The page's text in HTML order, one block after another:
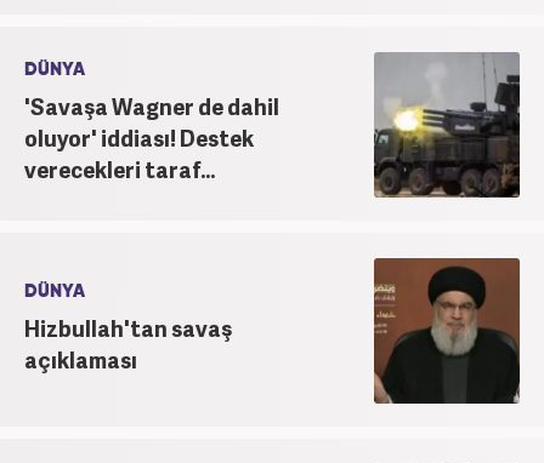
DÜNYA
'Savaşa Wagner de dahil
oluyor' iddiası! Destek
verecekleri taraf...
DÜNYA
Hizbullah'tan savaş
açıklaması